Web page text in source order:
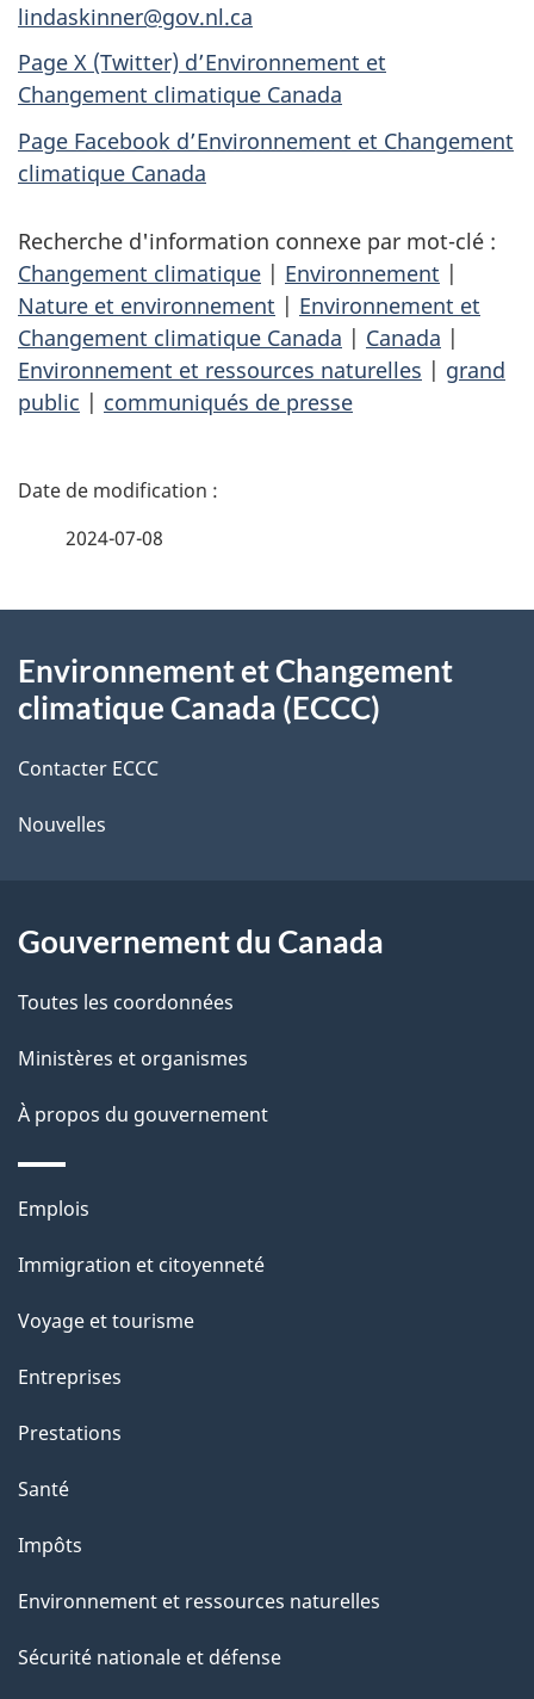
lindaskinner@gov.nl.ca
Page X (Twitter) d’Environnement et
Changement climatique Canada
Page Facebook d’Environnement et Changement
climatique Canada
Recherche d'information connexe par mot-clé :
Changement climatique | Environnement |
Nature et environnement | Environnement et
Changement climatique Canada | Canada |
Environnement et ressources naturelles | grand
public | communiqués de presse
D
i
s
d
l
a
p
a
g
e
2024-07-08
propos
ce
site
Environnement et Changement
climatique Canada (ECCC)
Contacter ECCC
Nouvelles
Gouvernement du Canada
Toutes les coordonnées
Ministères et organismes
À propos du gouvernement
Thèmes
sujets
Emplois
Immigration et citoyenneté
Voyage et tourisme
Entreprises
Prestations
Santé
Impôts
Environnement et ressources naturelles
Sécurité nationale et défense